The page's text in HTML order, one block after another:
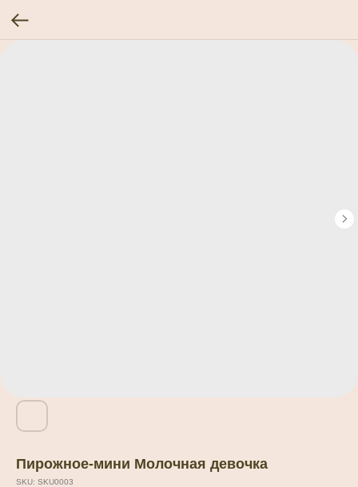
Пирожное-мини Молочная девочка
SKU: SKU0003